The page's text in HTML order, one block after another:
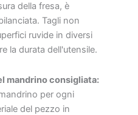
della fresa, è
Tagli non
ruvide in diversi
la durata dell'utensile.
mandrino consigliata:
per ogni
del pezzo in